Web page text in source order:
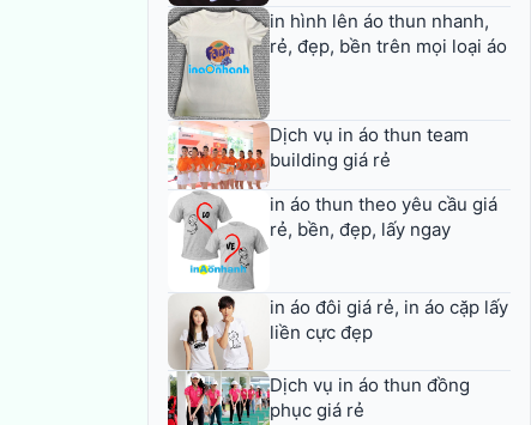
in hình lên áo thun nhanh,
rẻ, đẹp, bền trên mọi loại áo
Dịch vụ in áo thun team
building giá rẻ
in áo thun theo yêu cầu giá
rẻ, bền, đẹp, lấy ngay
in áo đôi giá rẻ, in áo cặp lấy
liền cực đẹp
Dịch vụ in áo thun đồng
phục giá rẻ